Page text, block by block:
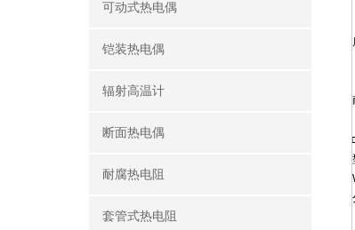
可动式热电偶
铠装热电偶
辐射高温计
断面热电偶
耐腐热电阻
套管式热电阻